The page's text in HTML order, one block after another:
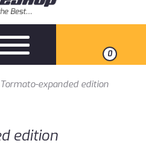
0
Tormato-expanded edition
edition